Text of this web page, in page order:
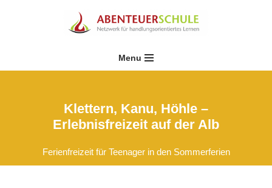
Menu
Klettern, Kanu, Höhle –
Erlebnisfreizeit auf der Alb
Ferienfreizeit für Teenager in den Sommerferien